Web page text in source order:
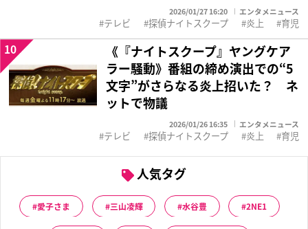
2026/01/27 16:20 エンタメニュース
テレビ 探偵ナイトスクープ 炎上 育児
《『ナイトスクープ』ヤングケア
ラー騒動》番組の締め演出での“5
文字”がさらなる炎上招いた？ ネ
ットで物議
2026/01/26 16:35 エンタメニュース
10
テレビ 探偵ナイトスクープ 炎上 育児
人気タグ
愛子さま 三山凌輝 水谷豊 2NE1